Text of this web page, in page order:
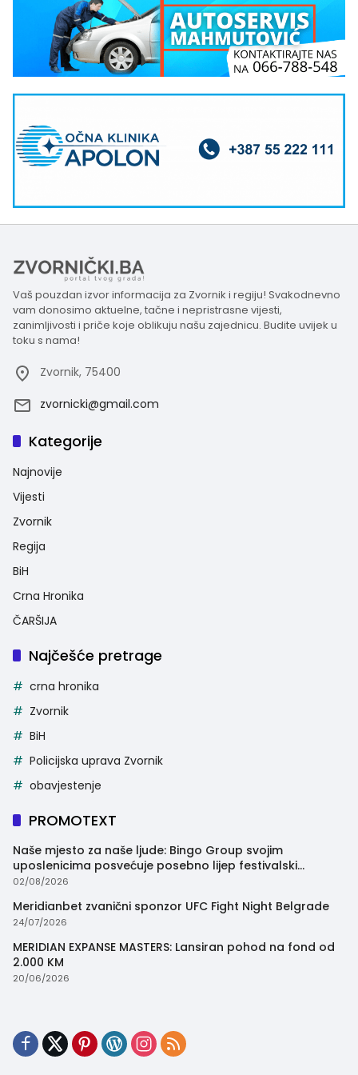
Vaš pouzdan izvor informacija za Zvornik i regiju! Svakodnevno
vam donosimo aktuelne, tačne i nepristrasne vijesti,
zanimljivosti i priče koje oblikuju našu zajednicu. Budite uvijek u
toku s nama!
Zvornik, 75400
zvornicki@gmail.com
Kategorije
Najnovije
Vijesti
Zvornik
Regija
BiH
Crna Hronika
ČARŠIJA
Najčešće pretrage
crna hronika
Zvornik
BiH
Policijska uprava Zvornik
obavjestenje
PROMOTEXT
Naše mjesto za naše ljude: Bingo Group svojim
uposlenicima posvećuje posebno lijep festivalski
trenutak
02/08/2026
Meridianbet zvanični sponzor UFC Fight Night Belgrade
24/07/2026
MERIDIAN EXPANSE MASTERS: Lansiran pohod na fond od
2.000 KM
20/06/2026